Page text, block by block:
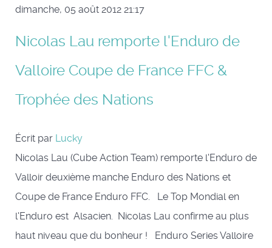
dimanche, 05 août 2012 21:17
Nicolas Lau remporte l'Enduro de
Valloire Coupe de France FFC &
Trophée des Nations
Écrit par Lucky
Nicolas Lau (Cube Action Team) remporte l'Enduro de
Valloir deuxième manche Enduro des Nations et
Coupe de France Enduro FFC. Le Top Mondial en
l'Enduro est Alsacien. Nicolas Lau confirme au plus
haut niveau que du bonheur ! Enduro Series Valloire